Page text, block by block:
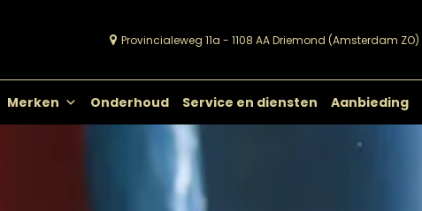
Provincialeweg 11a - 1108 AA Driemond (Amsterdam ZO)
Viks Vloeren
Merken Onderhoud Service en diensten Aanbieding